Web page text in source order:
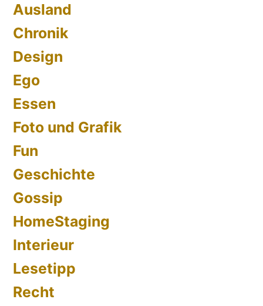
Ausland
Chronik
Design
Ego
Essen
Foto und Grafik
Fun
Geschichte
Gossip
HomeStaging
Interieur
Lesetipp
Recht